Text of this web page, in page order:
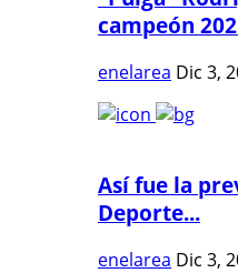
campeón
enelarea Dic 3,
Así fue la
Deporte...
enelarea Dic 3,